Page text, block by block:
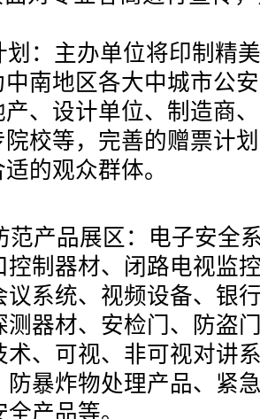
划：主办单位将印制精
中南地区各大中城市公
产、设计单位、制造商
院校等，完善的赠票计
的观众群体。
范产品展区：电子安全
控制器材、闭路电视监
议系统、视频设备、银
测器材、安检门、防盗
术、可视、非可视对讲
防暴炸物处理产品、紧
产品等。